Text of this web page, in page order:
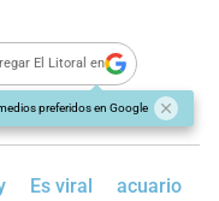
El Litoral en
preferidos en Google
Es viral acuario